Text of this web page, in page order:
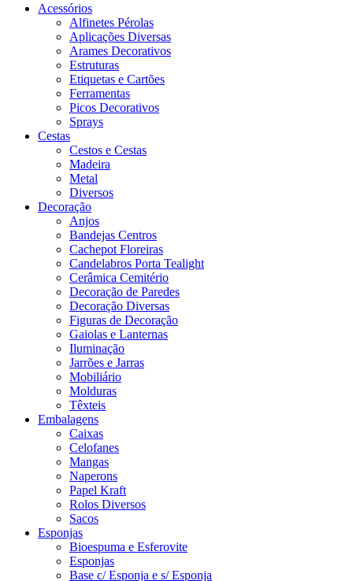
Acessórios
Alfinetes Pérolas
Aplicações Diversas
Arames Decorativos
Estruturas
Etiquetas e Cartões
Ferramentas
Picos Decorativos
Sprays
Cestas
Cestos e Cestas
Madeira
Metal
Diversos
Decoração
Anjos
Bandejas Centros
Cachepot Floreiras
Candelabros Porta Tealight
Cerâmica Cemitério
Decoração de Paredes
Decoração Diversas
Figuras de Decoração
Gaiolas e Lanternas
Iluminação
Jarrões e Jarras
Mobiliário
Molduras
Têxteis
Embalagens
Caixas
Celofanes
Mangas
Naperons
Papel Kraft
Rolos Diversos
Sacos
Esponjas
Bioespuma e Esferovite
Esponjas
Base c/ Esponja e s/ Esponja